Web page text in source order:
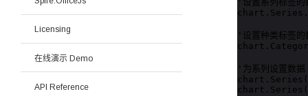
'设置种类标签的
'为系列设置数据
Licensing
在线演示 Demo
API Reference